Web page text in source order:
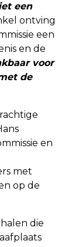
een
ontving
een
en de
voor
de
en
met
op de
die